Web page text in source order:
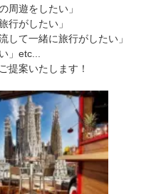
周遊をしたい」
行がしたい」
して一緒に旅行がしたい」
」etc...
提案いたします！